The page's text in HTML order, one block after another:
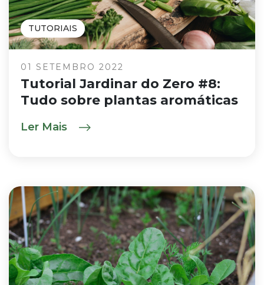
TUTORIAIS
01 SETEMBRO 2022
Tutorial Jardinar do Zero #8:
Tudo sobre plantas aromáticas
Ler Mais